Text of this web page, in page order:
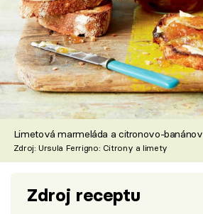
Limetová marmeláda a citronovo-
Zdroj: Ursula Ferrigno: Citrony a limety
Zdroj receptu